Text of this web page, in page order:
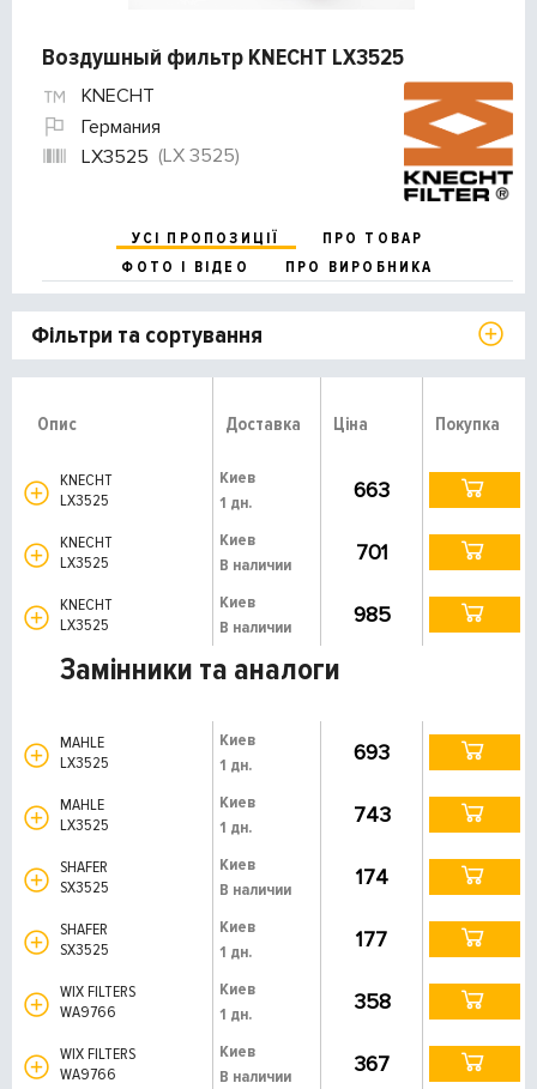
Воздушный фильтр KNECHT LX3525
KNECHT
Германия
LX3525 (LX 3525)
УСІ ПРОПОЗИЦІЇ
ПРО ТОВАР
ФОТО І ВІДЕО
ПРО ВИРОБНИКА
Фільтри та сортування
Опис Доставка Ціна Покупка
KNECHT
LX3525
Киев
1 дн.
663
KNECHT
LX3525
Киев
В наличии
701
KNECHT
LX3525
Киев
В наличии
985
Замінники та аналоги
MAHLE
LX3525
Киев
1 дн.
693
MAHLE
LX3525
Киев
1 дн.
743
SHAFER
SX3525
Киев
В наличии
174
SHAFER
SX3525
Киев
1 дн.
177
WIX FILTERS
WA9766
Киев
1 дн.
358
WIX FILTERS
WA9766
Киев
В наличии
367